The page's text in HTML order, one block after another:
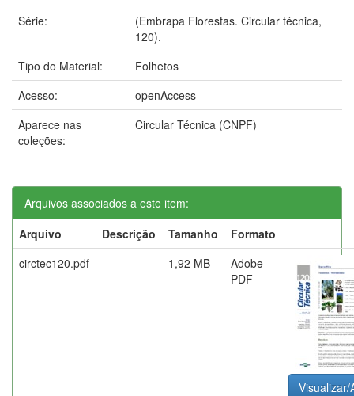
Série:
(Embrapa Florestas. Circular técnica,
120).
Tipo do Material:
Folhetos
Acesso:
openAccess
Aparece nas
coleções:
Circular Técnica (CNPF)
Arquivos associados a este item:
Arquivo
Descrição Tamanho
Formato
circtec120.pdf
1,92 MB
Adobe
PDF
Visualizar/